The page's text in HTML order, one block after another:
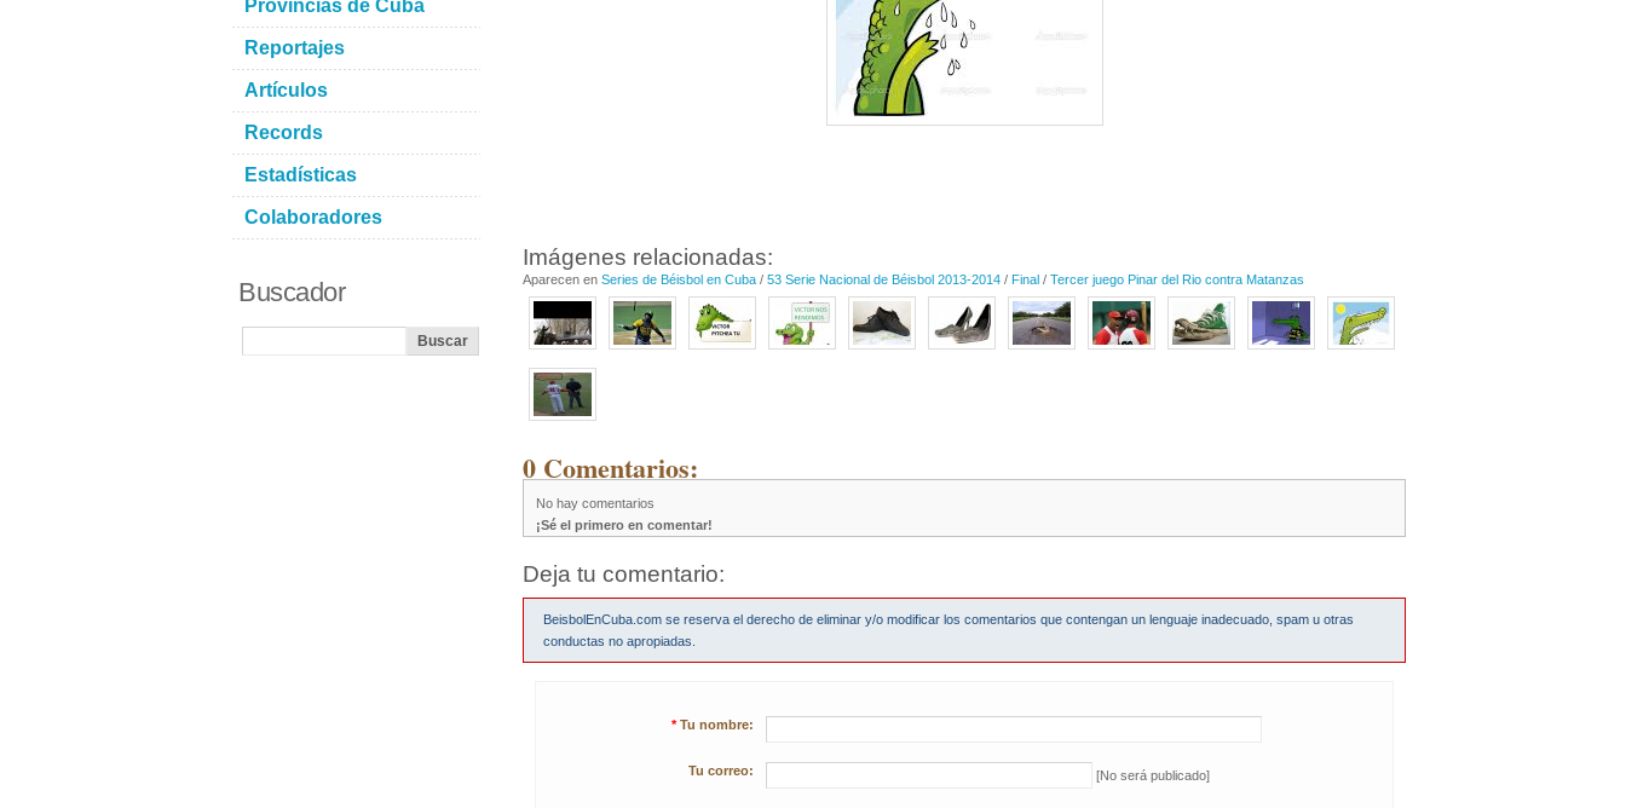
Imágenes relacionadas:
Aparecen en Series de Béisbol en Cuba / 53 Serie Nacional de Béisbol 2013-2014 / Final / Tercer juego Pinar del Rio contra Matanzas
0 Comentarios:
No hay comentarios
¡Sé el primero en comentar!
Deja tu comentario:
BeisbolEnCuba.com se reserva el derecho de eliminar y/o modificar los comentarios que contengan un lenguaje inadecuado, spam u otras
conductas no apropiadas.
* Tu nombre:
Tu correo: [No será publicado]
Provincias de Cuba
Reportajes
Artículos
Records
Estadísticas
Colaboradores
Buscador